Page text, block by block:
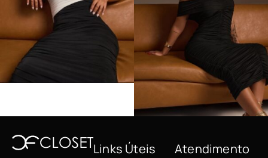
Links Úteis Atendimento